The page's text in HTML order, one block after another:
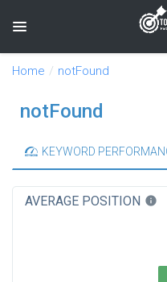
Toggle navigation
Home notFound
notFound
KEYWORD
AVERAGE POSITION info